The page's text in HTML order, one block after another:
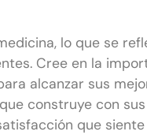
lo que se
Cree en la
alcanzar sus
construye con sus
que siente